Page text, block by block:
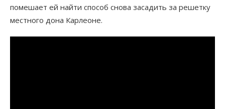
помешает ей найти способ снова засадить за решетку
местного дона Карлеоне.